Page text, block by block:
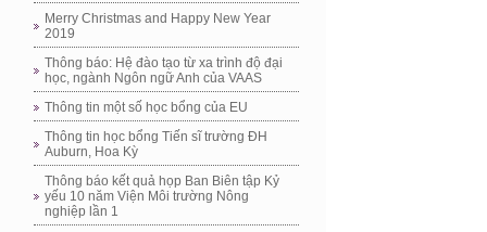
Merry Christmas and Happy New Year
2019
Thông báo: Hệ đào tạo từ xa trình độ đại
học, ngành Ngôn ngữ Anh của VAAS
Thông tin một số học bổng của EU
Thông tin học bổng Tiến sĩ trường ĐH
Auburn, Hoa Kỳ
Thông báo kết quả họp Ban Biên tập Kỷ
yếu 10 năm Viện Môi trường Nông
nghiệp lần 1